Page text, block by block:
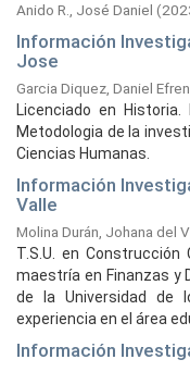
Anido R., José Daniel (
Información
Jose
Garcia Diquez, Daniel
Licenciado en
Metodologia de la
Ciencias Humanas.
Información
Valle
Molina Durán, Johana del
T.S.U. en Construcción
maestría en Finanzas y
de la Universidad de
experiencia en el área
Información